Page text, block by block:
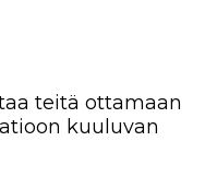
teitä ottamaan
kuuluvan